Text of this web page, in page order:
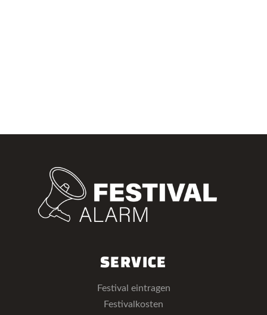
SERVICE
Festival eintragen
Festivalkosten